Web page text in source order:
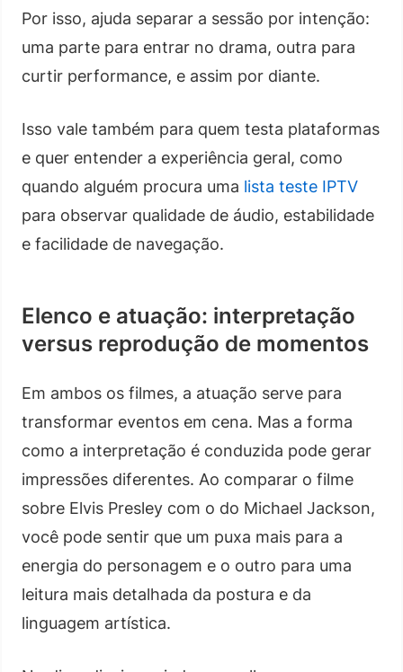
Por isso, ajuda separar a sessão por intenção:
uma parte para entrar no drama, outra para
curtir performance, e assim por diante.
Isso vale também para quem testa plataformas
e quer entender a experiência geral, como
quando alguém procura uma lista teste IPTV
para observar qualidade de áudio, estabilidade
e facilidade de navegação.
Elenco e atuação: interpretação
versus reprodução de momentos
Em ambos os filmes, a atuação serve para
transformar eventos em cena. Mas a forma
como a interpretação é conduzida pode gerar
impressões diferentes. Ao comparar o filme
sobre Elvis Presley com o do Michael Jackson,
você pode sentir que um puxa mais para a
energia do personagem e o outro para uma
leitura mais detalhada da postura e da
linguagem artística.